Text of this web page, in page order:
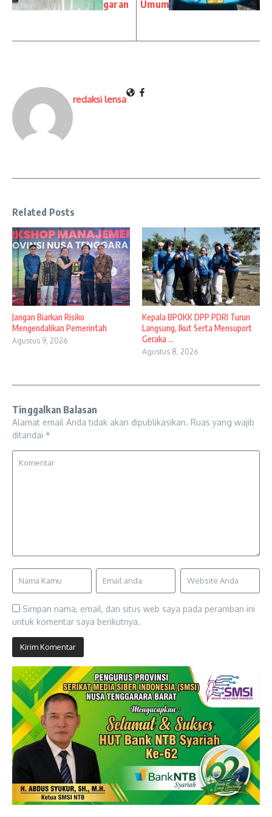
garan
Umum
redaksi lensa
Related Posts
Jangan Biarkan Risiko
Mengendalikan Pemerintah
Agustus 9, 2026
Kepala BPOKK DPP PDRI Turun
Langsung, Ikut Serta Mensuport
Geraka ...
Agustus 8, 2026
Tinggalkan Balasan
Alamat email Anda tidak akan dipublikasikan. Ruas yang wajib
ditandai *
Simpan nama, email, dan situs web saya pada peramban ini
untuk komentar saya berikutnya.